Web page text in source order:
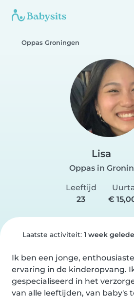
Oppas Groningen
Lisa
Oppas in
Leeftijd
23
€
Laatste activiteit: 1 week
Ik ben een jonge,
ervaring in de kinderopvang.
gespecialiseerd in het
van alle leeftijden, van baby's